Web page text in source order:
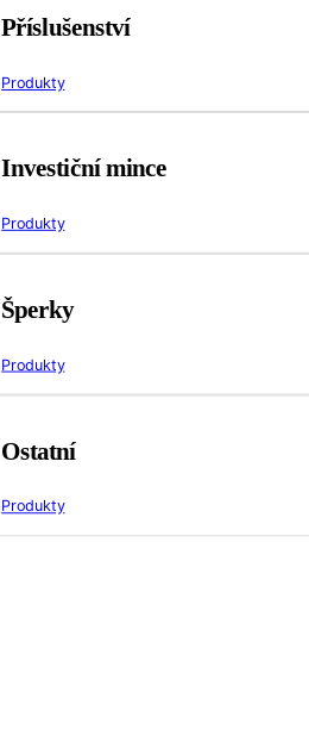
Příslušenství
Produkty
Investiční mince
Produkty
Šperky
Produkty
Ostatní
Produkty